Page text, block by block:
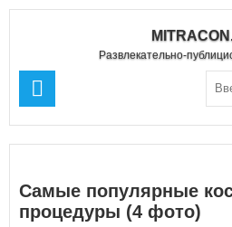
Развлекательно-
Самые популярные
процедуры (4 фото)